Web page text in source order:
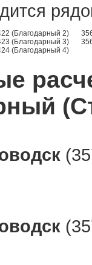
(Благодарный 2)
(Благодарный 3)
(Благодарный 4)